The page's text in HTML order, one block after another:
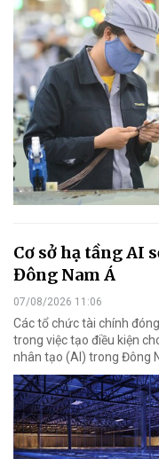
Cơ sở hạ tầng AI
Đông Nam Á
07/08/2026 11:06
Các tổ chức tài chính
trong việc tạo điều kiện
nhân tạo (AI) trong Đông